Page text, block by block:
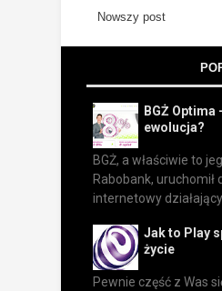
Nowszy post
BGŻ
ewolucja?
BGŻ, a właściwie to
Rabobank, uruchomił
internetowy działający
Jak to Play
życie
Pewnie część z Was